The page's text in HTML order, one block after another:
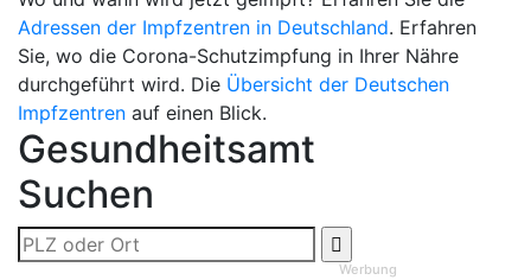
Adressen der Impfzentren in Deutschland. Erfahren
Sie, wo die Corona-Schutzimpfung in Ihrer Nähre
durchgeführt wird. Die Übersicht der Deutschen
Impfzentren auf einen Blick.
Gesundheitsamt
Suchen
Werbung